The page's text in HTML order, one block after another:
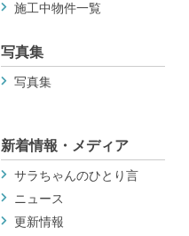
施工中物件一覧
写真集
写真集
新着情報・メディア
サラちゃんのひとり言
ニュース
更新情報